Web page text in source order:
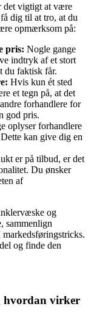
det vigtigt at være
dig til at tro, at du
opmærksom på:
pris: Nogle gange
indtryk af et stort
du faktisk får.
Hvis kun ét sted
et tegn på, at det
forhandlere for
god pris.
oplyser forhandlere
kan give dig en
er på tilbud, er det
Du ønsker
af
og
sammenlign
og finde den
hvordan virker